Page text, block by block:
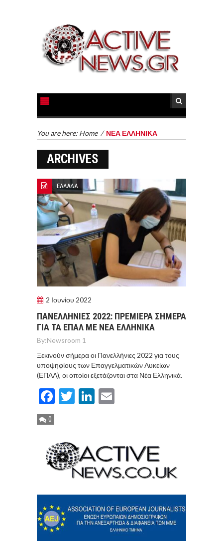
You are here: Home / ΝΕΑ ΕΛΛΗΝΙΚΑ
ARCHIVES
ΕΛΛΑΔΑ
2 Ιουνίου 2022
ΠΑΝΕΛΛΗΝΙΕΣ 2022: ΠΡΕΜΙΕΡΑ ΣΗΜΕΡΑ
ΓΙΑ ΤΑ ΕΠΑΛ ΜΕ ΝΕΑ ΕΛΛΗΝΙΚΑ
By:Newsroom 1
Ξεκινούν σήμερα οι Πανελλήνιες 2022 για τους
υποψηφίους των Επαγγελματικών Λυκείων
(ΕΠΑΛ), οι οποίοι εξετάζονται στα Νέα Ελληνικά.
Facebook
TwitterLinkedIn
0